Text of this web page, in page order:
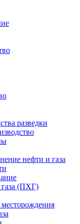
разведки
нефти и газа
(ПХГ)